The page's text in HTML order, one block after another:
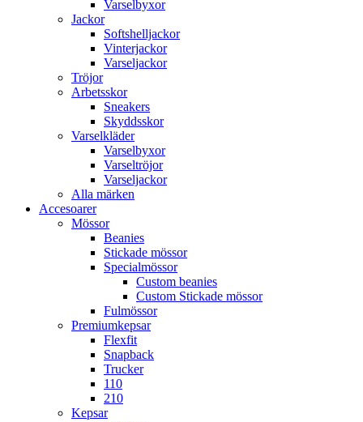
Varselbyxor
Jackor
Softshelljackor
Vinterjackor
Varseljackor
Tröjor
Arbetsskor
Sneakers
Skyddsskor
Varselkläder
Varselbyxor
Varseltröjor
Varseljackor
Alla märken
Accesoarer
Mössor
Beanies
Stickade mössor
Specialmössor
Custom beanies
Custom Stickade mössor
Fulmössor
Premiumkepsar
Flexfit
Snapback
Trucker
110
210
Kepsar